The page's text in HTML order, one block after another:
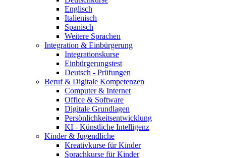
Englisch
Italienisch
Spanisch
Weitere Sprachen
Integration & Einbürgerung
Integrationskurse
Einbürgerungstest
Deutsch - Prüfungen
Beruf & Digitale Kompetenzen
Computer & Internet
Office & Software
Digitale Grundlagen
Persönlichkeitsentwicklung
KI - Künstliche Intelligenz
Kinder & Jugendliche
Kreativkurse für Kinder
Sprachkurse für Kinder